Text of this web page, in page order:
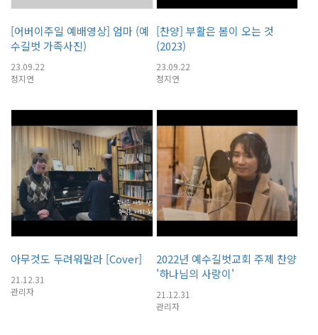
[어버이주일 예배영상] 엄마 (예
수길벗 가족사진)
23.09.22
정지연
[찬양] 부활은 봄이 오는 것
(2023)
23.09.22
정지연
아무것도 두려워말라 [Cover]
21.12.31
관리자
2022년 예수길벗교회 주제 찬양
'하나님의 사랑이'
21.12.31
관리자